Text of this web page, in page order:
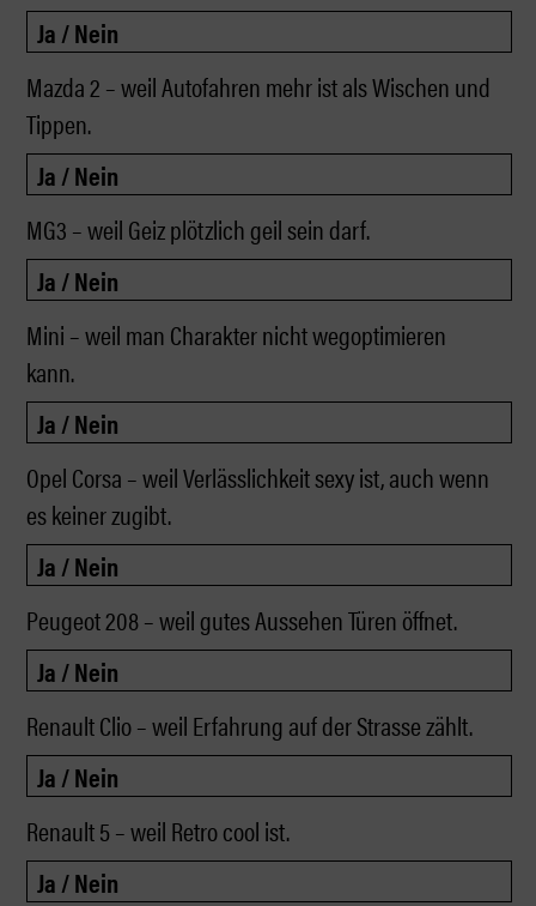
Mazda 2 – weil Autofahren mehr ist als Wischen und
Tippen.
MG3 – weil Geiz plötzlich geil sein darf.
Mini – weil man Charakter nicht wegoptimieren
kann.
Opel Corsa – weil Verlässlichkeit sexy ist, auch wenn
es keiner zugibt.
Peugeot 208 – weil gutes Aussehen Türen öffnet.
Renault Clio – weil Erfahrung auf der Strasse zählt.
Renault 5 – weil Retro cool ist.